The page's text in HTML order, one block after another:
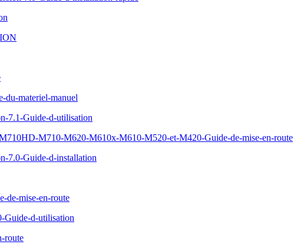
du-materiel-manuel
7.1-Guide-d-utilisation
M710-M620-M610x-M610-M520-et-M420-Guide-de-mise-en-route
7.0-Guide-d-installation
de-mise-en-route
Guide-d-utilisation
route